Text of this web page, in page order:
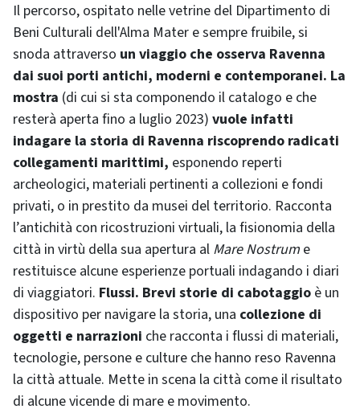
Il percorso, ospitato nelle vetrine del Dipartimento di
Beni Culturali dell'Alma Mater e sempre fruibile, si
snoda attraverso un viaggio che osserva Ravenna
dai suoi porti antichi, moderni e contemporanei. La
mostra (di cui si sta componendo il catalogo e che
resterà aperta fino a luglio 2023) vuole infatti
indagare la storia di Ravenna riscoprendo radicati
collegamenti marittimi, esponendo reperti
archeologici, materiali pertinenti a collezioni e fondi
privati, o in prestito da musei del territorio. Racconta
l’antichità con ricostruzioni virtuali, la fisionomia della
città in virtù della sua apertura al Mare Nostrum e
restituisce alcune esperienze portuali indagando i diari
di viaggiatori. Flussi. Brevi storie di cabotaggio è un
dispositivo per navigare la storia, una collezione di
oggetti e narrazioni che racconta i flussi di materiali,
tecnologie, persone e culture che hanno reso Ravenna
la città attuale. Mette in scena la città come il risultato
di alcune vicende di mare e movimento.